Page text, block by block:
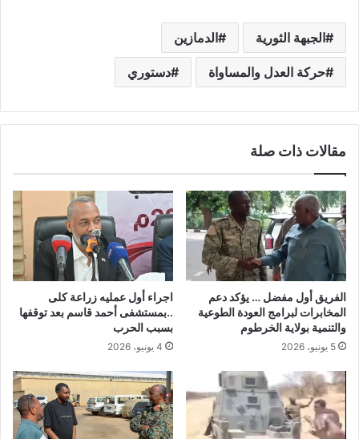
الجبهة الثورية الدمازين
حركة العدل والمساواة دستوري
مقالات ذات صلة
الفريق أول مفضل … يؤكد دعم
المخابرات لبرامج العودة الطوعية
والتنمية بولاية الخرطوم
5 يونيو، 2026
اجراء أول عمليه زراعة كلى
..بمستشفى أحمد قاسم بعد توقفها
بسبب الحرب
4 يونيو، 2026